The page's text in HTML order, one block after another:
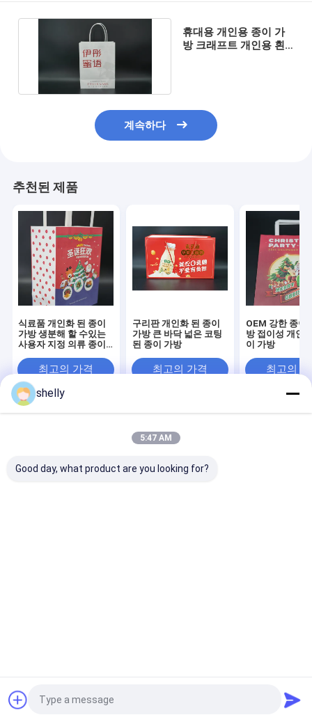
우리에 대하여
휴대용 개인용 종이 가
방 크래프트 개인용 흰
계속하다
추천된 제품
식료품 개인화 된 종이
가방 생분해 할 수있는
사용자 지정 의류 종이
최고의 가격
구리판 개인화 된 종이
가방 큰 바닥 넓은 코팅
된 종이 가방
최고의 가격
OEM 강한 종이
방 접이성 개인
이 가방
최고의
사이트맵
Privacy Policy
Printing & Packaging Co., Ltd.. All Rights Reserved.
shelly
5:47 AM
Good day, what product are you looking for?